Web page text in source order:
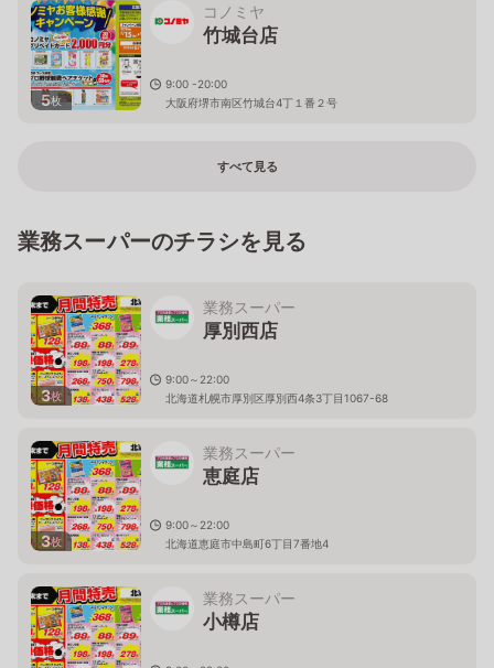
5枚
コノミヤ
竹城台店
9:00 -20:00
大阪府堺市南区竹城台4丁１番２号
すべて見る
業務スーパーのチラシを見る
3枚
業務スーパー
厚別西店
9:00～22:00
北海道札幌市厚別区厚別西4条3丁目1067-68
3枚
業務スーパー
恵庭店
9:00～22:00
北海道恵庭市中島町6丁目7番地4
業務スーパー
小樽店